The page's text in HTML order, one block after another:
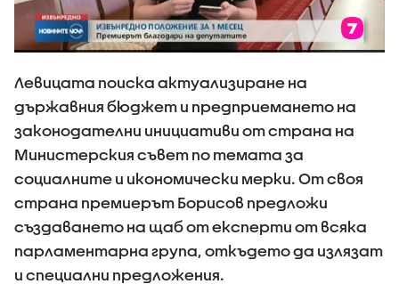
Левицата поиска актуализиране на
държавния бюджет и предприемането на
законодателни инициативи от страна на
Министерския съвет по темата за
социалните и икономически мерки. От своя
страна премиерът Борисов предложи
създаването на щаб от експерти от всяка
парламентарна група, откъдето да излязат
и специални предложения.